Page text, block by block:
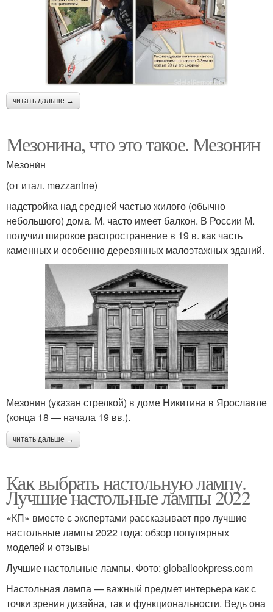
читать дальше →
Мезонина, что это такое. Мезонин
Мезони́н
(от итал. mezzanine)
надстройка над средней частью жилого (обычно
небольшого) дома. М. часто имеет балкон. В России М.
получил широкое распространение в 19 в. как часть
каменных и особенно деревянных малоэтажных зданий.
Мезонин (указан стрелкой) в доме Никитина в Ярославле
(конца 18 — начала 19 вв.).
читать дальше →
Как выбрать настольную лампу.
Лучшие настольные лампы 2022
«КП» вместе с экспертами рассказывает про лучшие
настольные лампы 2022 года: обзор популярных
моделей и отзывы
Лучшие настольные лампы. Фото: globallookpress.com
Настольная лампа — важный предмет интерьера как с
точки зрения дизайна, так и функциональности. Ведь она